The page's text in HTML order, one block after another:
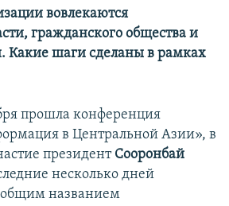
вовлекаются
гражданского общества и
Какие шаги сделаны в рамках
прошла конференция
в Центральной Азии», в
президент Сооронбай
несколько дней
названием